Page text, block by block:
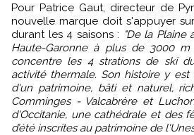
Pour Patrice Gaut, directeur de
nouvelle marque doit s'appuyer
durant les 4 saisons : "De la Plaine
Haute-Garonne à plus de 3000
concentre les 4 strations de ski
activité thermale. Son histoire y
d'un patrimoine, bâti et naturel,
Comminges - Valcabrère et
d'Occitanie, une cathédrale et des
d’été inscrites au patrimoine de